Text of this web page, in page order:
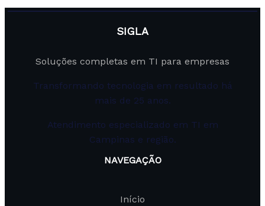
SIGLA
Soluções completas em TI para empresas
Transformando tecnologia em resultado há
mais de 25 anos.
Atendimento especializado em TI em
Campinas e região.
NAVEGAÇÃO
Início